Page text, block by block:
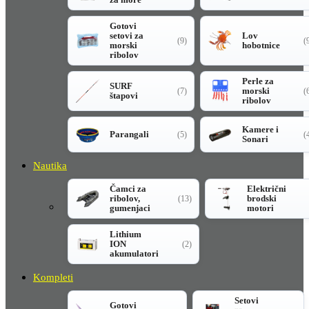
Gotovi
setovi za
morski
ribolov
(9)
Lov
hobotnice
SURF
štapovi
(7)
Perle za
morski
ribolov
Parangali (5)
Kamere i
Sonari
Nautika
Čamci za
ribolov,
gumenjaci
(13)
Električni
brodski
motori
Lithium
ION
akumulatori
(2)
Kompleti
Gotovi
Setovi